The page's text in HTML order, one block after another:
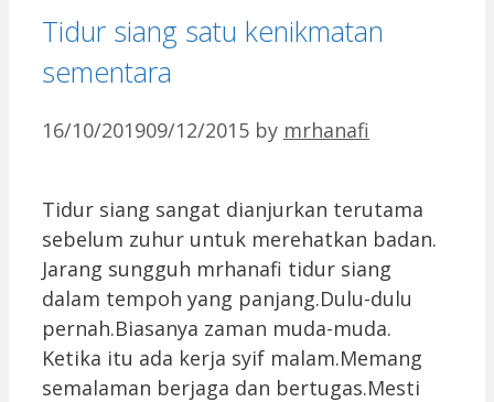
Tidur siang satu kenikmatan
sementara
16/10/201909/12/2015 by mrhanafi
Tidur siang sangat dianjurkan terutama
sebelum zuhur untuk merehatkan badan.
Jarang sungguh mrhanafi tidur siang
dalam tempoh yang panjang.Dulu-dulu
pernah.Biasanya zaman muda-muda.
Ketika itu ada kerja syif malam.Memang
semalaman berjaga dan bertugas.Mesti